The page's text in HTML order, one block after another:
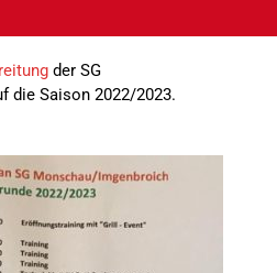
der SG
die Saison 2022/2023.